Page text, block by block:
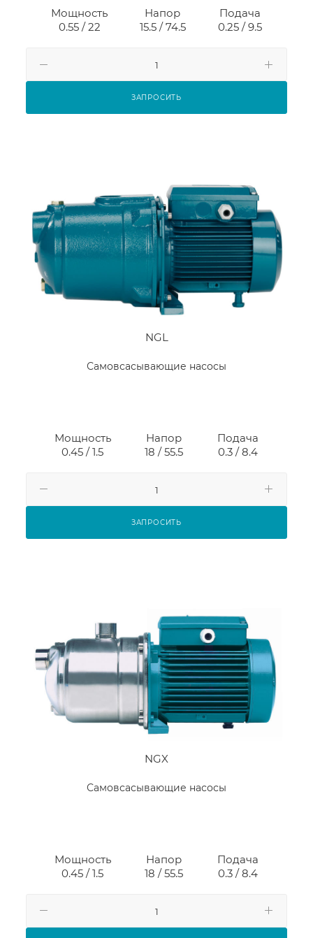
Мощность
0.55 / 22
Напор
15.5 / 74.5
Подача
0.25 / 9.5
ЗАПРОСИТЬ
NGL
Самовсасывающие насосы
Мощность
0.45 / 1.5
Напор
18 / 55.5
Подача
0.3 / 8.4
ЗАПРОСИТЬ
NGX
Самовсасывающие насосы
Мощность
0.45 / 1.5
Напор
18 / 55.5
Подача
0.3 / 8.4